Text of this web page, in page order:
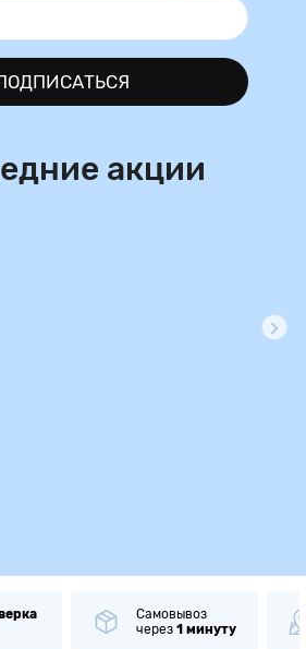
акции
Самовывоз
через 1 минуту